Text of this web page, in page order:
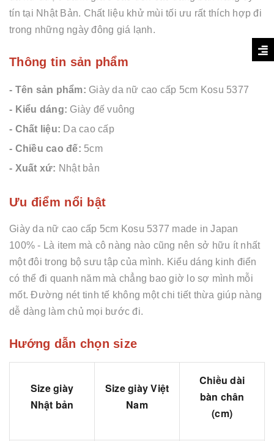
tín tại Nhật Bản. Chất liệu khử mùi tối ưu rất thích hợp đi
trong những ngày đông giá lạnh.
Thông tin sản phẩm
- Tên sản phẩm: Giày da nữ cao cấp 5cm Kosu 5377
- Kiểu dáng: Giày đế vuông
- Chất liệu: Da cao cấp
- Chiều cao đế: 5cm
- Xuất xứ: Nhật bản
Ưu điểm nổi bật
Giày da nữ cao cấp 5cm Kosu 5377 made in Japan
100% - Là item mà cô nàng nào cũng nên sở hữu ít nhất
một đôi trong bộ sưu tập của mình. Kiểu dáng kinh điển
có thể đi quanh năm mà chẳng bao giờ lo sợ mình mỗi
mốt. Đường nét tinh tế không một chi tiết thừa giúp nàng
dễ dàng làm chủ mọi bước đi.
Hướng dẫn chọn size
Size giày
Nhật bản
Size giày Việt
Nam
Chiều dài
bàn chân
(cm)